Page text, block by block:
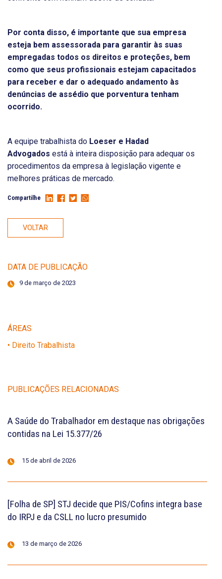
Por conta disso, é importante que sua empresa
esteja bem assessorada para garantir às suas
empregadas todos os direitos e proteções, bem
como que seus profissionais estejam capacitados
para receber e dar o adequado andamento às
denúncias de assédio que porventura tenham
ocorrido.
A equipe trabalhista do Loeser e Hadad
Advogados está à inteira disposição para adequar os
procedimentos da empresa à legislação vigente e
melhores práticas de mercado.
Compartilhe
VOLTAR
DATA DE PUBLICAÇÃO
9 de março de 2023
ÁREAS
• Direito Trabalhista
PUBLICAÇÕES RELACIONADAS
A Saúde do Trabalhador em destaque nas obrigações
contidas na Lei 15.377/26
15 de abril de 2026
[Folha de SP] STJ decide que PIS/Cofins integra base
do IRPJ e da CSLL no lucro presumido
13 de março de 2026